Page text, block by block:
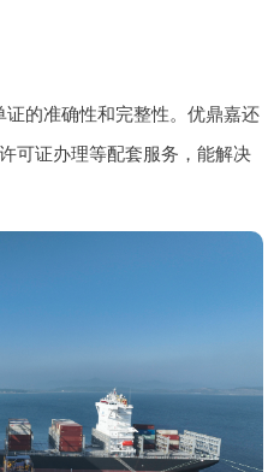
的准确性和完整性。优鼎嘉还
可证办理等配套服务，能解决